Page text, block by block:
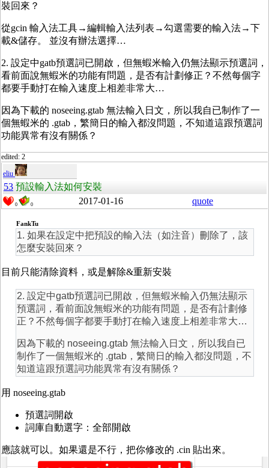
裝回來？
從gcin 輸入法工具→編輯輸入法列表→勾選需要的輸入法→下
載&儲存。 並沒有辦法選擇…
2. 設定中gatb預選詞已開啟，但無蝦米輸入仍無法顯示預選詞，
看前面說無蝦米的功能有問題，是否有計劃修正？不然每個字
都要手動打在輸入速度上相差非常大…
因為下載的 noseeing.gtab 無法輸入日文，所以我自已制作了一
個無蝦米的 .gtab，繁簡日的輸入都沒問題，不知道這跟預選詞
功能異常有沒有關係？
edited: 2
eliu
53 預設輸入法如何安裝
0 0 2017-01-16 quote
FankTu
1. 如果在設定中把預設的輸入法（如注音）刪除了，該
怎麼安裝回來？
目前只能清除資料，或是解除&重新安裝
2. 設定中gatb預選詞已開啟，但無蝦米輸入仍無法顯示
預選詞，看前面說無蝦米的功能有問題，是否有計劃修
正？不然每個字都要手動打在輸入速度上相差非常大…
因為下載的 noseeing.gtab 無法輸入日文，所以我自已
制作了一個無蝦米的 .gtab，繁簡日的輸入都沒問題，不
知道這跟預選詞功能異常有沒有關係？
用 noseeing.gtab
預選詞開啟
詞庫自動選字：全部開啟
應該就可以。如果還是不行，把你修改的 .cin 貼出來。